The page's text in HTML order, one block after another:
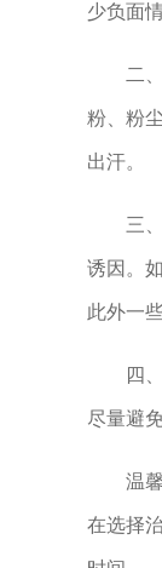
少负面
二、卫
粉、粉
出汗。
三、饮
诱因。
此外一
四、药
尽量避
温馨提
在选择